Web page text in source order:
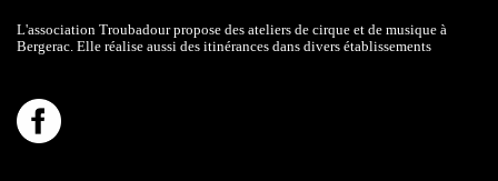
L'association Troubadour propose des ateliers de cirque et de musique à
Bergerac. Elle réalise aussi des itinérances dans divers établissements